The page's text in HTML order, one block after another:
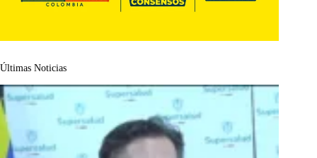
Últimas Noticias